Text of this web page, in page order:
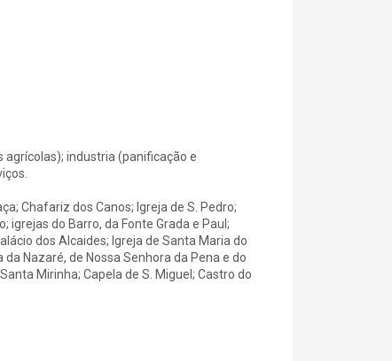
industria (panificação e
Chafariz dos Canos; Igreja de S. Pedro;
igrejas do Barro, da Fonte Grada e Paul;
dos Alcaides; Igreja de Santa Maria do
Nazaré, de Nossa Senhora da Pena e do
Mirinha; Capela de S. Miguel; Castro do